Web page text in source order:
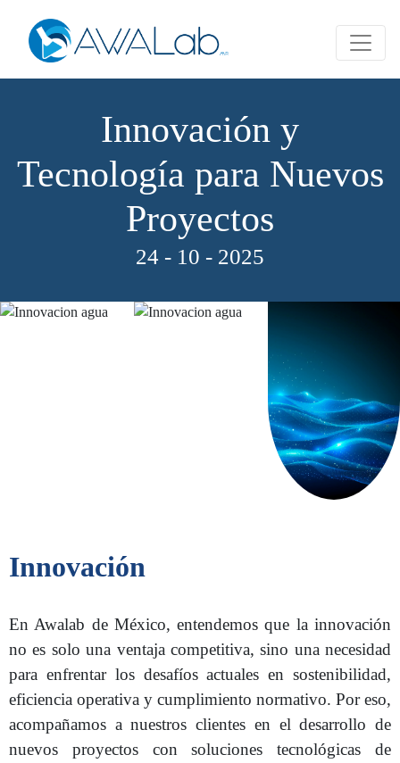
Innovación y
Tecnología para Nuevos
Proyectos
24 - 10 - 2025
Innovación
En Awalab de México, entendemos que la innovación
no es solo una ventaja competitiva, sino una necesidad
para enfrentar los desafíos actuales en sostenibilidad,
eficiencia operativa y cumplimiento normativo. Por eso,
acompañamos a nuestros clientes en el desarrollo de
nuevos proyectos con soluciones tecnológicas de